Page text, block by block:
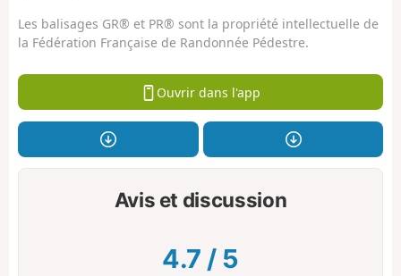
Les balisages GR® et PR® sont la propriété intellectuelle de
la Fédération Française de Randonnée Pédestre.
Ouvrir dans l'app
Avis et discussion
4.7 / 5